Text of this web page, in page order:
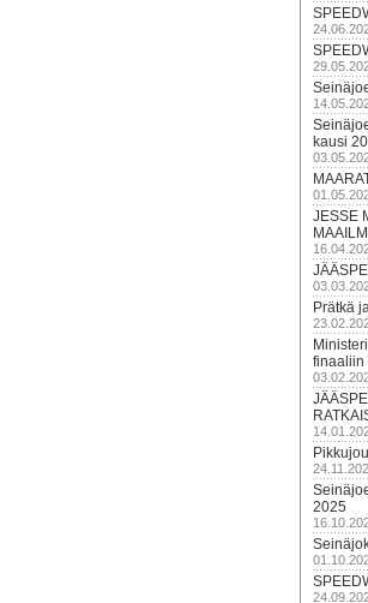
kausi
JESSE
Prätkä
finaaliin
2025